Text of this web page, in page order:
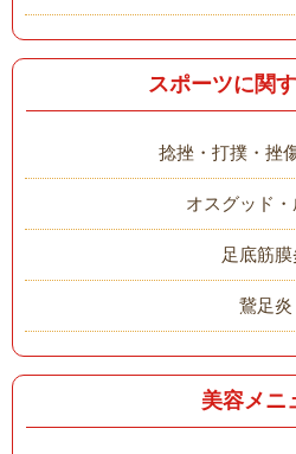
スポーツに関
捻挫・打撲・挫
オスグッド
足底筋膜
鵞足炎
美容メニ